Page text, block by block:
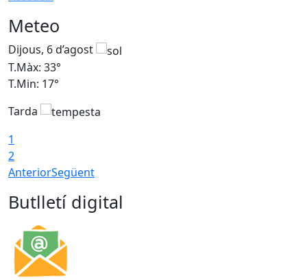
Meteo
Dijous, 6 d’agost
T.Màx: 33°
T.Min: 17°
Tarda
1
2
AnteriorSegüent
Butlletí digital